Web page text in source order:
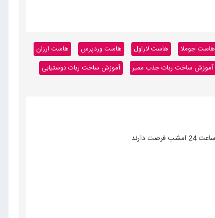
هاست جوملا هاست لاراول هاست وردپرس
هاست ارزان
آموزش ساخت ربات جذب ممبر
آموزش ساخت ربات دوستیابی